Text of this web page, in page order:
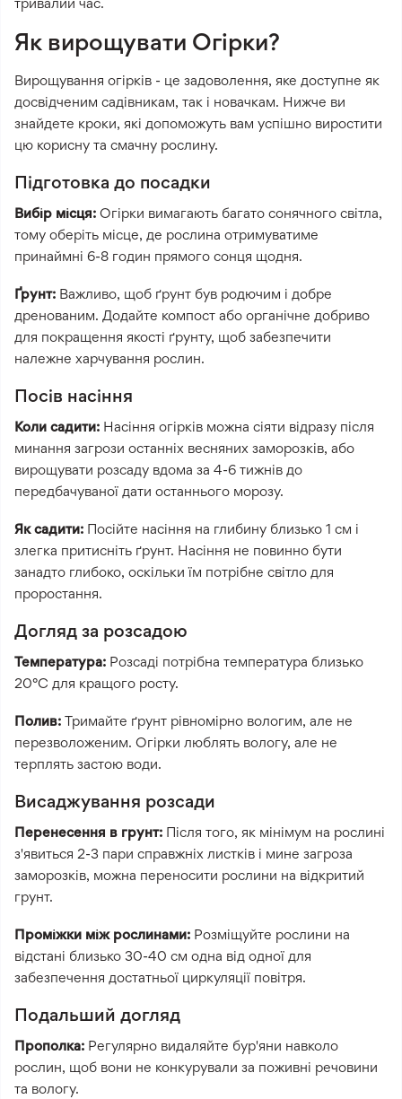
Як вирощувати Огірки?
Вирощування огірків - це задоволення, яке доступне як
досвідченим садівникам, так і новачкам. Нижче ви
знайдете кроки, які допоможуть вам успішно виростити
цю корисну та смачну рослину.
Підготовка до посадки
Вибір місця: Огірки вимагають багато сонячного світла,
тому оберіть місце, де рослина отримуватиме
принаймні 6-8 годин прямого сонця щодня.
Ґрунт: Важливо, щоб ґрунт був родючим і добре
дренованим. Додайте компост або органічне добриво
для покращення якості ґрунту, щоб забезпечити
належне харчування рослин.
Посів насіння
Коли садити: Насіння огірків можна сіяти відразу після
минання загрози останніх весняних заморозків, або
вирощувати розсаду вдома за 4-6 тижнів до
передбачуваної дати останнього морозу.
Як садити: Посійте насіння на глибину близько 1 см і
злегка притисніть ґрунт. Насіння не повинно бути
занадто глибоко, оскільки їм потрібне світло для
проростання.
Догляд за розсадою
Температура: Розсаді потрібна температура близько
20°C для кращого росту.
Полив: Тримайте ґрунт рівномірно вологим, але не
перезволоженим. Огірки люблять вологу, але не
терплять застою води.
Висаджування розсади
Перенесення в грунт: Після того, як мінімум на рослині
з'явиться 2-3 пари справжніх листків і мине загроза
заморозків, можна переносити рослини на відкритий
грунт.
Проміжки між рослинами: Розміщуйте рослини на
відстані близько 30-40 см одна від одної для
забезпечення достатньої циркуляції повітря.
Подальший догляд
Прополка: Регулярно видаляйте бур'яни навколо
рослин, щоб вони не конкурували за поживні речовини
та вологу.